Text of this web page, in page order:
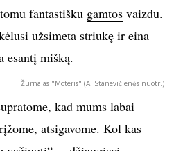
fantastišku gamtosvaizdu.
užsimeta striukę ir eina
esantį mišką.
Žurnalas "Moteris" (A. Stanevičienės nuotr.)
kad mums labai
atsigavome. Kol kas